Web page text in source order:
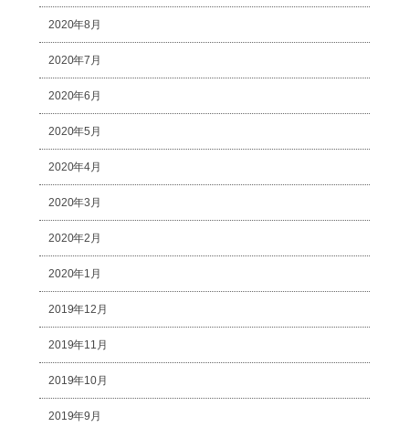
2020年8月
2020年7月
2020年6月
2020年5月
2020年4月
2020年3月
2020年2月
2020年1月
2019年12月
2019年11月
2019年10月
2019年9月